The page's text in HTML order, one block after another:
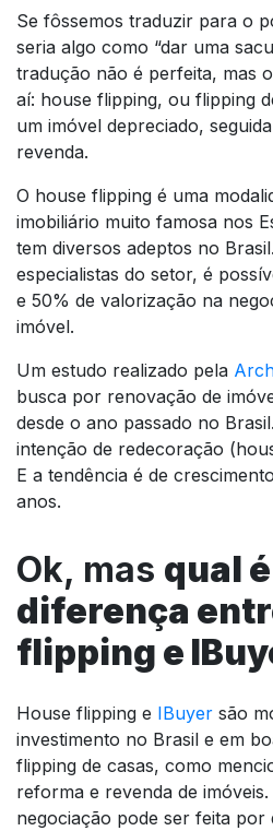
Se fôssemos traduzir para o
seria algo como “dar uma
tradução não é perfeita, mas
aí: house flipping, ou flipping
um imóvel depreciado,
revenda.
O house flipping é uma
imobiliário muito famosa nos
tem diversos adeptos no
especialistas do setor, é
e 50% de valorização na
imóvel.
Um estudo realizado pela
busca por renovação de
desde o ano passado no
intenção de redecoração
E a tendência é de
anos.
Ok, mas qual
diferença
flipping e
House flipping e IBuyer são
investimento no Brasil e em
flipping de casas, como
reforma e revenda de imóveis.
negociação pode ser feita por